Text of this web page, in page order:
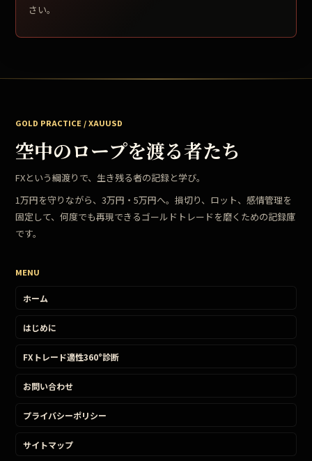
さい。
GOLD PRACTICE / XAUUSD
空中のロープを渡る者たち
FXという綱渡りで、生き残る者の記録と学び。
1万円を守りながら、3万円・5万円へ。損切り、ロット、感情管理を
固定して、何度でも再現できるゴールドトレードを磨くための記録庫
です。
MENU
ホーム
はじめに
FXトレード適性360°診断
お問い合わせ
プライバシーポリシー
サイトマップ